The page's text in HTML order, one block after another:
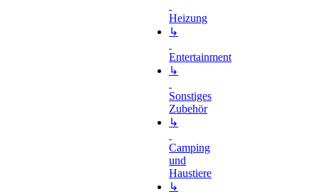
Heizung
↳
Entertainment
↳
Sonstiges
Zubehör
↳
Camping
und
Haustiere
↳